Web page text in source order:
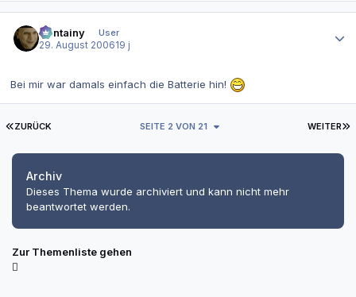
Containy
User
29. August 200619 j
Bei mir war damals einfach die Batterie hin!
ERSTE SEITE
ZURÜCK WEITER
SEITE 2 VON 21
Archiv
Dieses Thema wurde archiviert und kann nicht mehr
beantwortet werden.
Zur Themenliste gehen